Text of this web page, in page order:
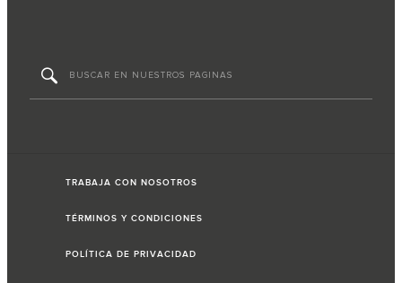
TRABAJA CON NOSOTROS
TÉRMINOS Y CONDICIONES
POLÍTICA DE PRIVACIDAD